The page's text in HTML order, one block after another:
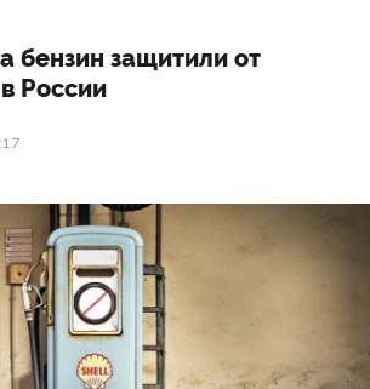
бензин защитили от
России